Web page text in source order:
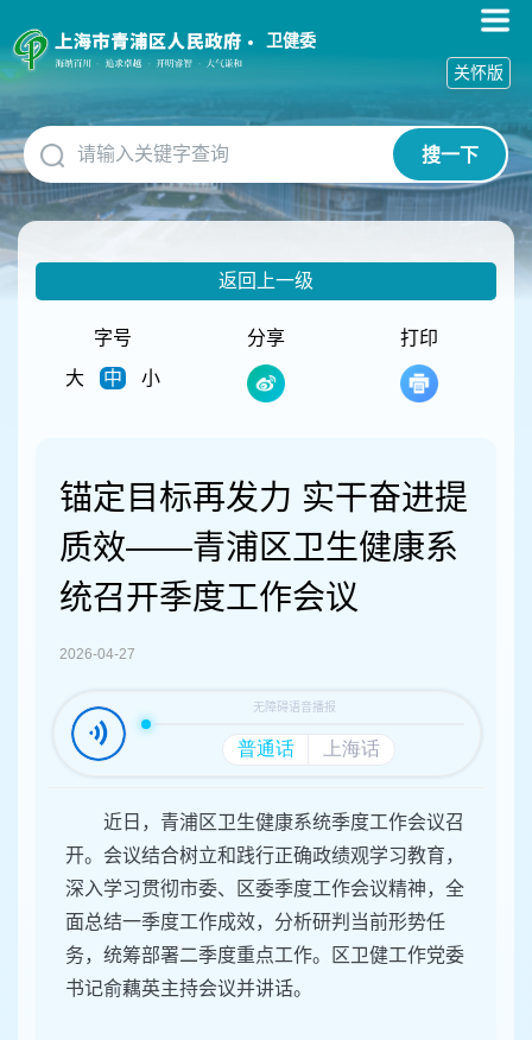
障
碍
作
说
明
跳
到
网
卫健委
搜一下
关怀版
返回上一级
字号
大
中 小
分享 打印
锚定目标再发力 实干奋进提
质效——青浦区卫生健康系
统召开季度工作会议
2026-04-27
近日，青浦区卫生健康系统季度工作会议召
开。会议结合树立和践行正确政绩观学习教育，
深入学习贯彻市委、区委季度工作会议精神，全
面总结一季度工作成效，分析研判当前形势任
务，统筹部署二季度重点工作。区卫健工作党委
书记俞藕英主持会议并讲话。